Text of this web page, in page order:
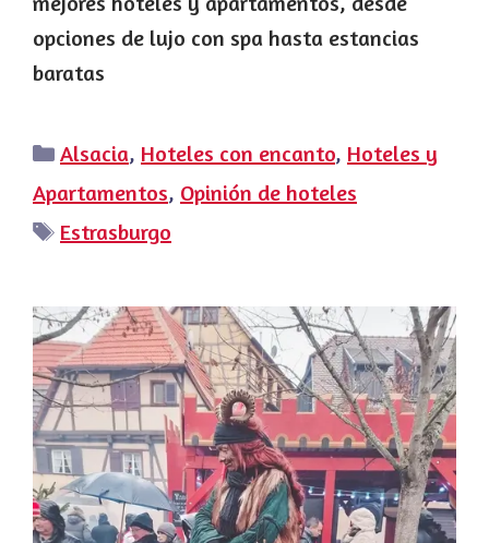
opciones de lujo con spa hasta estancias
baratas
Categorías
Alsacia, Hoteles con encanto, Hoteles y
Apartamentos, Opinión de hoteles
Etiquetas
Estrasburgo